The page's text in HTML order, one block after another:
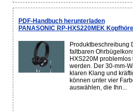
PDF-Handbuch herunterladen
PANASONIC RP-HXS220MEK
Produktbeschreibung
faltbaren
HXS220M problemlos
werden. Der 30-mm-
klaren Klang und
können unter vier
auswählen, die Ihn...